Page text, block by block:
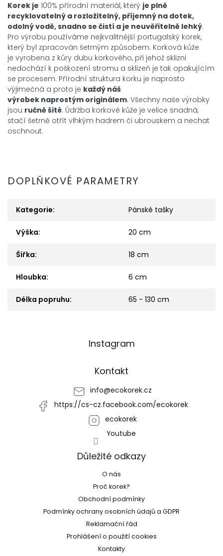
Korek je 100% přírodní materiál, který je plně
recyklovatelný a rozložitelný, příjemný na dotek,
odolný vodě, snadno se čistí a je neuvěřitelně lehký.
Pro výrobu používáme nejkvalitnější portugalský korek,
který byl zpracován šetrným způsobem. Korková kůže
je vyrobena z kůry dubu korkového, při jehož sklizni
nedochází k poškození stromu a sklizeň je tak opakujícím
se procesem. Přírodní struktura korku je naprosto
výjimečná a proto je každý náš
výrobek naprostým originálem. Všechny naše výrobky
jsou ručně šité. Údržba korkové kůže je velice snadná,
stačí šetrně otřít vlhkým hadrem či ubrouskem a nechat
oschnout.
DOPLŇKOVÉ PARAMETRY
Kategorie: Pánské tašky
Výška: 20 cm
Šířka: 18 cm
Hloubka: 6 cm
Délka popruhu: 65 - 130 cm
Instagram
Kontakt
info@ecokorek.cz
https://cs-cz.facebook.com/ecokorek
ecokorek
Youtube
Důležité odkazy
O nás
Proč korek?
Obchodní podmínky
Podmínky ochrany osobních údajů a GDPR
Reklamační řád
Prohlášení o použití cookies
Kontakty